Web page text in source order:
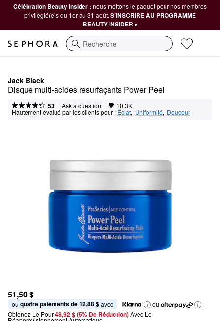
Célébration Beauty Insider : nous mettons le paquet pour nos membres
privilégié(e)s du 1er au 31 août. S’INSCRIRE AU PROGRAMME
BEAUTY INSIDER ▸
Recherche
Jack Black
Disque multi-acides resurfaçants Power Peel
53 | Ask a question | 10.3K
Hautement évalué par les clients pour : Éclat, Uniformité, Douceur
51,50 $
ou quatre paiements de 12,88 $ avec
ou
Obtenez-Le Pour48,92 $ (5% De Réduction) Avec Le